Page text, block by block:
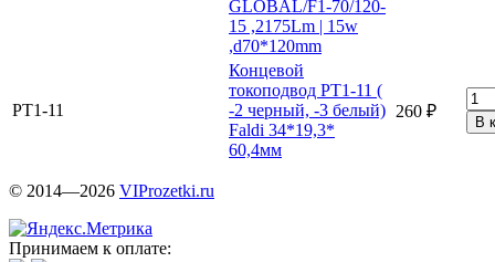
GLOBAL/F1-70/120-
15 ,2175Lm | 15w
,d70*120mm
PT1-11
Концевой
токоподвод PT1-11 (
-2 черный, -3 белый)
Faldi 34*19,3*
60,4мм
260 ₽
© 2014—2026 VIProzetki.ru
Принимаем к оплате: